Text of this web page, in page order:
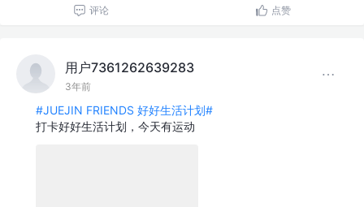
评论 点赞
用户7361262639283
3年前
#JUEJIN FRIENDS 好好生活计划#
打卡好好生活计划，今天有运动